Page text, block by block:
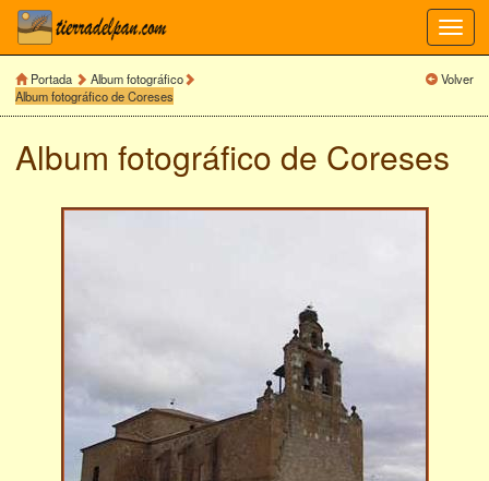
Portada
Album fotográfico
Album fotográfico de Coreses
Volver
Album fotográfico de Coreses